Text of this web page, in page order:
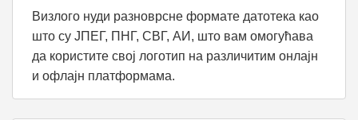
Визлого нуди разноврсне формате датотека као
што су ЈПЕГ, ПНГ, СВГ, АИ, што вам омогућава
да користите свој логотип на различитим онлајн
и офлајн платформама.